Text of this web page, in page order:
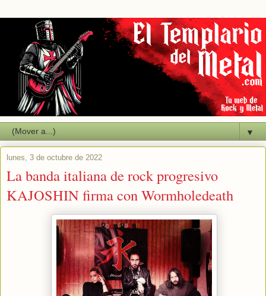
▼
lunes, 3 de octubre de 2022
La banda italiana de rock progresivo
KAJOSHIN firma con Wormholedeath